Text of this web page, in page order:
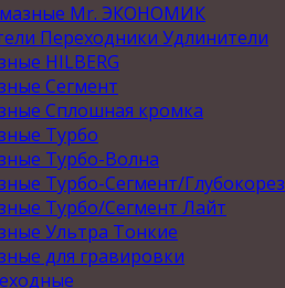
Mr. ЭКОНОМИК
Переходники Удлинители
HILBERG
Сегмент
Сплошная кромка
Турбо
Турбо-Волна
Турбо-Сегмент/Глубокорез
Турбо/Сегмент Лайт
Ультра Тонкие
для гравировки